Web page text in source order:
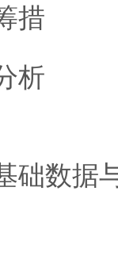
措
析
础数据